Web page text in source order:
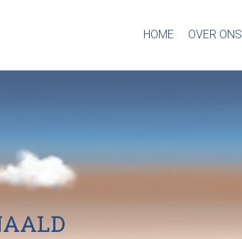
HOME OVER ONS